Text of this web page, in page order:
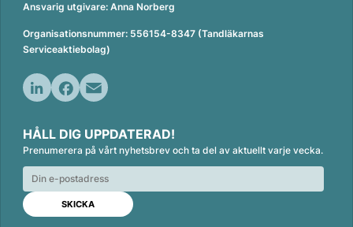
Ansvarig utgivare: Anna Norberg
Organisationsnummer: 556154-8347 (Tandläkarnas
Serviceaktiebolag)
n
k
e
d
n
c
e
b
o
o
k
a
i
l
HÅLL DIG UPPDATERAD!
Prenumerera på vårt nyhetsbrev och ta del av aktuellt varje vecka.